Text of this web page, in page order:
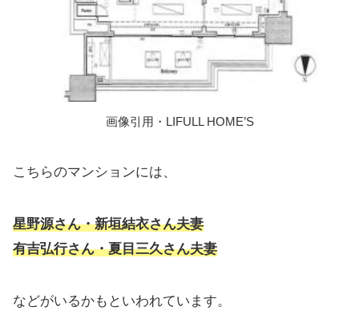
画像引用・LIFULL HOME’S
こちらのマンションには、
星野源さん・新垣結衣さん夫妻
有吉弘行さん・夏目三久さん夫妻
などがいるかもといわれています。